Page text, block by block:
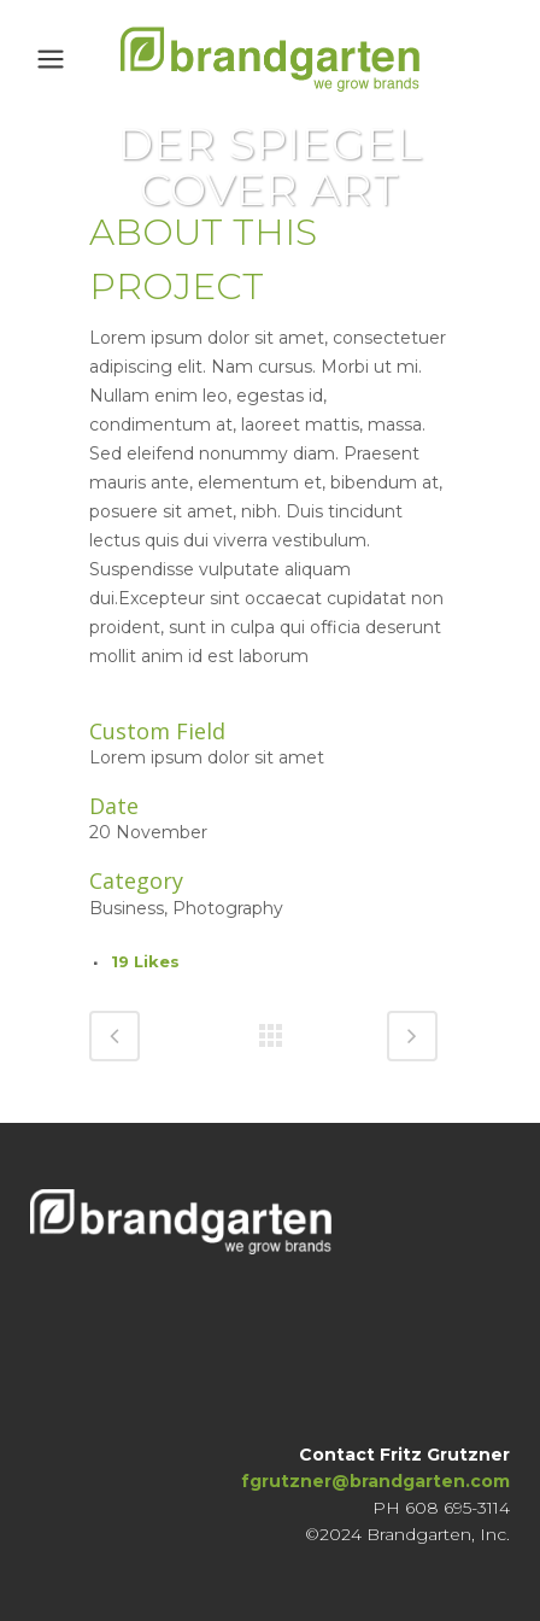
DER SPIEGEL
COVER ART
ABOUT THIS
PROJECT
Lorem ipsum dolor sit amet, consectetuer
adipiscing elit. Nam cursus. Morbi ut mi.
Nullam enim leo, egestas id,
condimentum at, laoreet mattis, massa.
Sed eleifend nonummy diam. Praesent
mauris ante, elementum et, bibendum at,
posuere sit amet, nibh. Duis tincidunt
lectus quis dui viverra vestibulum.
Suspendisse vulputate aliquam
dui.Excepteur sint occaecat cupidatat non
proident, sunt in culpa qui officia deserunt
mollit anim id est laborum
Custom Field
Lorem ipsum dolor sit amet
Date
20 November
Category
Business, Photography
19 Likes
Contact Fritz Grutzner
fgrutzner@brandgarten.com
PH 608 695-3114
©2024 Brandgarten, Inc.